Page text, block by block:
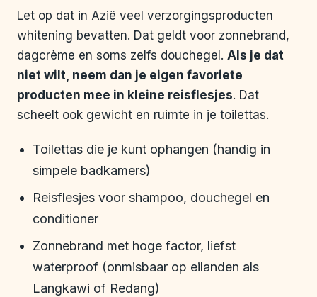
Let op dat in Azië veel verzorgingsproducten
whitening bevatten. Dat geldt voor zonnebrand,
dagcrème en soms zelfs douchegel. Als je dat
niet wilt, neem dan je eigen favoriete
producten mee in kleine reisflesjes. Dat
scheelt ook gewicht en ruimte in je toilettas.
Toilettas die je kunt ophangen (handig in
simpele badkamers)
Reisflesjes voor shampoo, douchegel en
conditioner
Zonnebrand met hoge factor, liefst
waterproof (onmisbaar op eilanden als
Langkawi of Redang)